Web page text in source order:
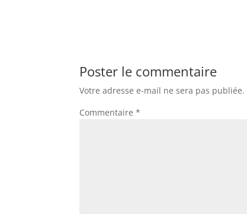
Poster le commentaire
Votre adresse e-mail ne sera pas publiée.
Commentaire*